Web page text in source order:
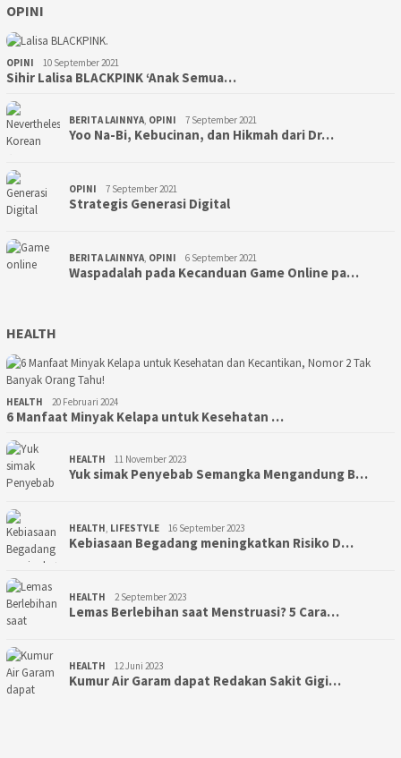
OPINI
OPINI 10 September 2021
Sihir Lalisa BLACKPINK ‘Anak Semua…
BERITA LAINNYA, OPINI 7 September 2021
Yoo Na-Bi, Kebucinan, dan Hikmah dari Dr…
OPINI 7 September 2021
Strategis Generasi Digital
BERITA LAINNYA, OPINI 6 September 2021
Waspadalah pada Kecanduan Game Online pa…
HEALTH
HEALTH 20 Februari 2024
6 Manfaat Minyak Kelapa untuk Kesehatan …
HEALTH 11 November 2023
Yuk simak Penyebab Semangka Mengandung B…
HEALTH, LIFESTYLE 16 September 2023
Kebiasaan Begadang meningkatkan Risiko D…
HEALTH 2 September 2023
Lemas Berlebihan saat Menstruasi? 5 Cara…
HEALTH 12 Juni 2023
Kumur Air Garam dapat Redakan Sakit Gigi…